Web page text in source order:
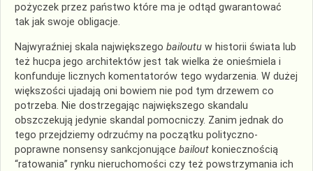
pożyczek przez państwo które ma je odtąd gwarantować
tak jak swoje obligacje.
Najwyraźniej skala największego bailoutu w historii świata lub
też hucpa jego architektów jest tak wielka że onieśmiela i
konfunduje licznych komentatorów tego wydarzenia. W dużej
większości ujadają oni bowiem nie pod tym drzewem co
potrzeba. Nie dostrzegając największego skandalu
obszczekują jedynie skandal pomocniczy. Zanim jednak do
tego przejdziemy odrzućmy na początku polityczno-
poprawne nonsensy sankcjonujące bailout koniecznością
“ratowania” rynku nieruchomości czy też powstrzymania ich